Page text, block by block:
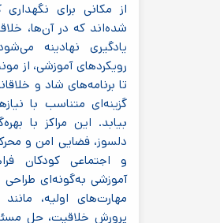
از مکانی برای نگهداری کودکان، به
شده‌اند که در آن‌ها، خلاقیت، کنجکاوی
یادگیری نهادینه می‌شود. با طیف
رویکردهای آموزشی، از مونته‌سوری و
تا برنامه‌های شاد و خلاقانه، هر
گزینه‌ای متناسب با نیازها و فلسفه
بیابد. این مراکز با بهره‌گیری از
دلسوز، فضایی امن و محرک برای رشد
و اجتماعی کودکان فراهم می‌آورند.
آموزشی به‌گونه‌ای طراحی شده‌اند که
مهارت‌های اولیه، مانند خواندن و
پرورش خلاقیت، حل مسئله و مهارت‌های